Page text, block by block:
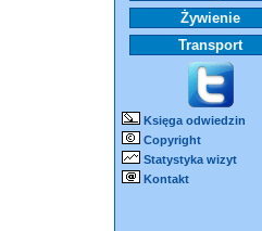
Żywienie
Transport
Księga odwiedzin
Copyright
Statystyka wizyt
Kontakt